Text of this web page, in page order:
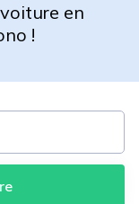
en
!